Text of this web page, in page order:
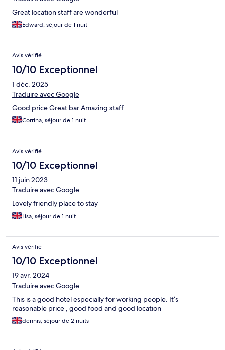
Great location staff are wonderful
Edward, séjour de 1 nuit
Avis vérifié
10/10 Exceptionnel
1 déc. 2025
Traduire avec Google
Good price Great bar Amazing staff
Corrina, séjour de 1 nuit
Avis vérifié
10/10 Exceptionnel
11 juin 2023
Traduire avec Google
Lovely friendly place to stay
Lisa, séjour de 1 nuit
Avis vérifié
10/10 Exceptionnel
19 avr. 2024
Traduire avec Google
This is a good hotel especially for working people. It’s
reasonable price , good food and good location
dennis, séjour de 2 nuits